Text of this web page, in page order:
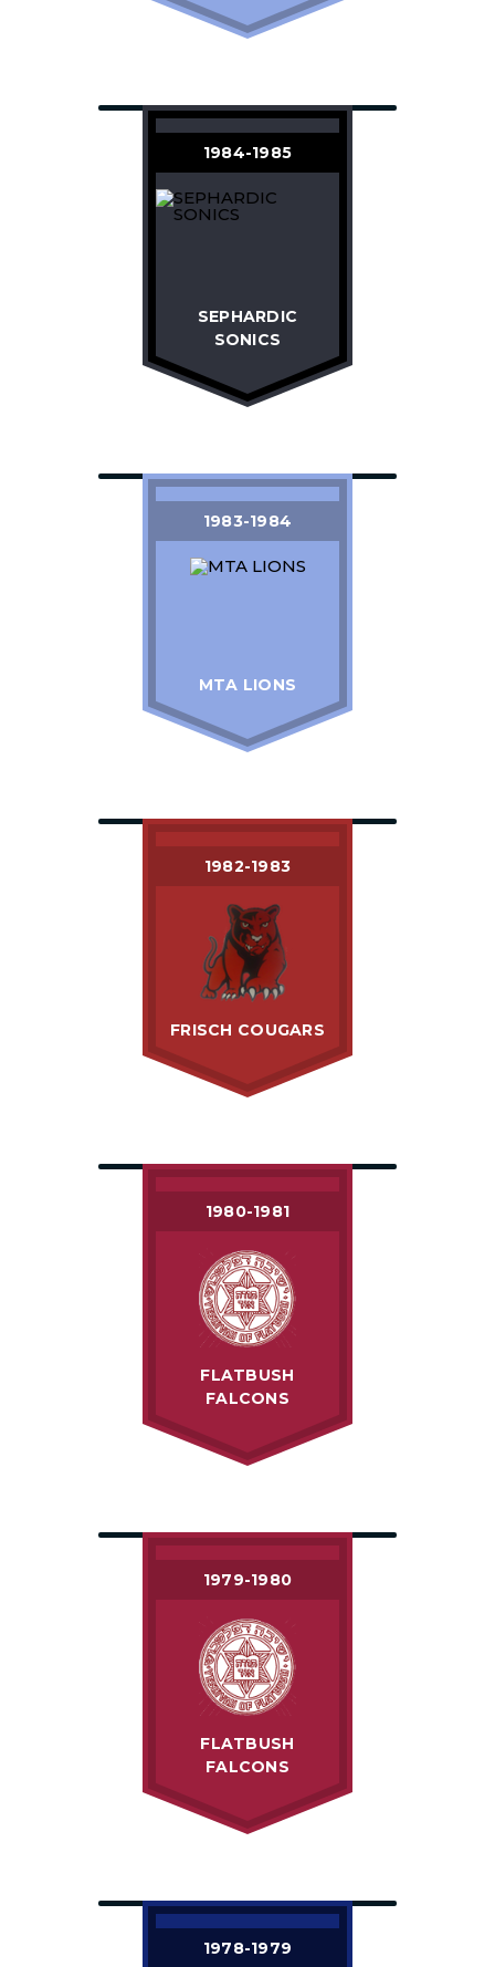
1984-1985
SEPHARDIC
SONICS
1983-1984
MTA LIONS
1982-1983
FRISCH COUGARS
1980-1981
FLATBUSH
FALCONS
1979-1980
FLATBUSH
FALCONS
1978-1979